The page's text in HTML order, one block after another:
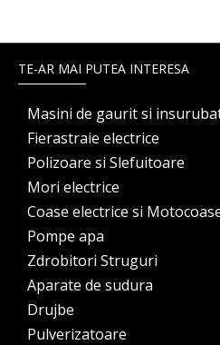
TE-AR MAI PUTEA INTERESA
Masini de gaurit si
Fierastraie electrice
Polizoare si Slefuitoare
Mori electrice
Coase electrice si
Pompe apa
Zdrobitori Struguri
Aparate de sudura
Drujbe
Pulverizatoare